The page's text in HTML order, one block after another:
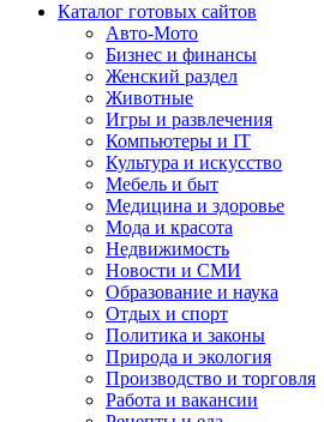
Каталог готовых сайтов
Авто-Мото
Бизнес и финансы
Женский раздел
Животные
Игры и развлечения
Компьютеры и IT
Культура и искусство
Мебель и быт
Медицина и здоровье
Мода и красота
Недвижимость
Новости и СМИ
Образование и наука
Отдых и спорт
Политика и законы
Природа и экология
Производство и торговля
Работа и вакансии